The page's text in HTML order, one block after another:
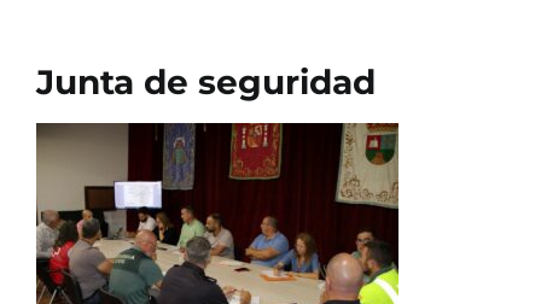
CONTACTO
Junta de seguridad